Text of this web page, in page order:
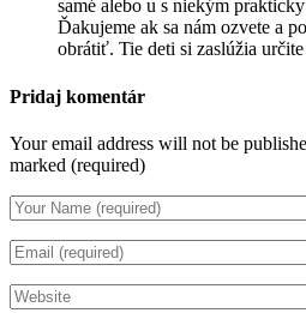
samé alebo u s niekým
Ďakujeme ak sa nám ozvete a
obrátiť. Tie deti si zaslúžia
Pridaj komentár
Your email address will not be
marked (required)